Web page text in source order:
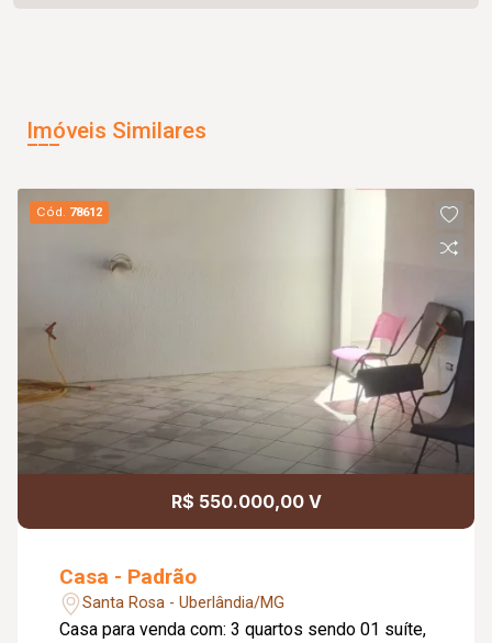
Imóveis Similares
Cód. 78612
R$ 550.000,00 V
Casa - Padrão
Santa Rosa - Uberlândia/MG
Casa para venda com: 3 quartos sendo 01 suíte,